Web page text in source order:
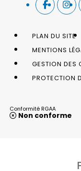
PLAN DU SITE
MENTIONS
GESTION DES
PROTECTION
Conformité RGAA
Non conforme